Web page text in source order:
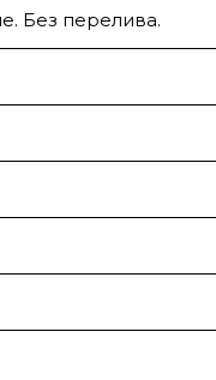
Без перелива.